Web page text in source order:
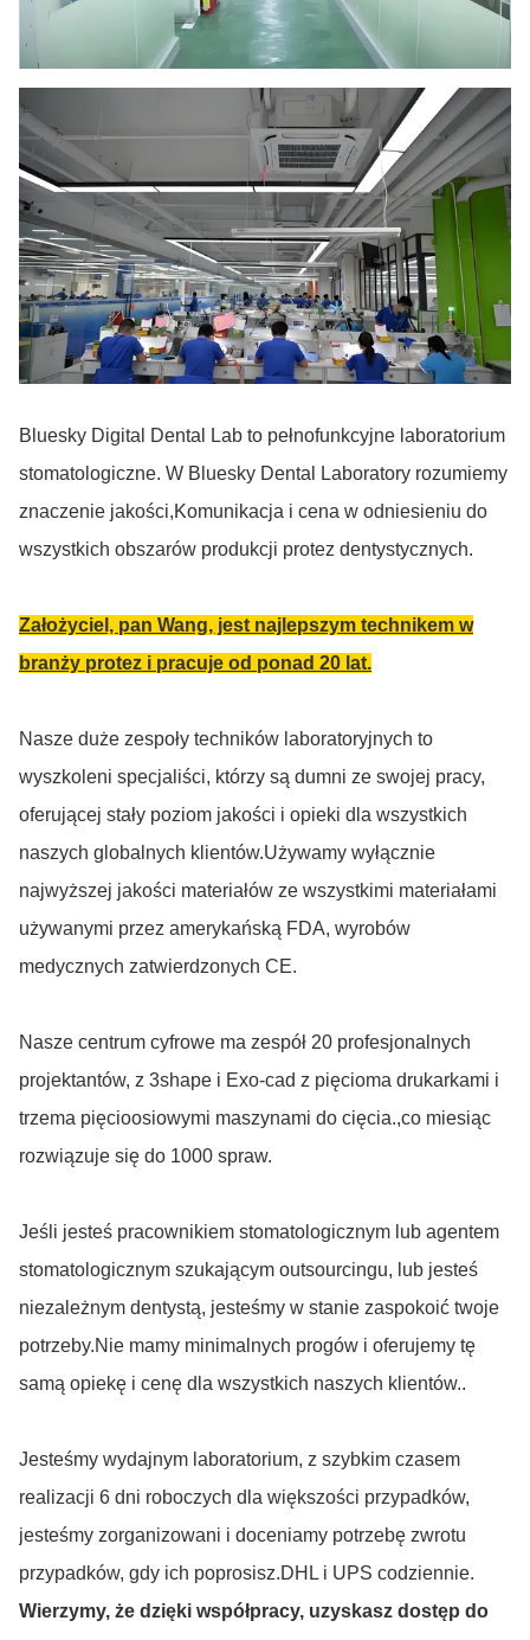
Bluesky Digital Dental Lab to pełnofunkcyjne laboratorium
stomatologiczne. W Bluesky Dental Laboratory rozumiemy
znaczenie jakości,Komunikacja i cena w odniesieniu do
wszystkich obszarów produkcji protez dentystycznych.
Założyciel, pan Wang, jest najlepszym technikem w
branży protez i pracuje od ponad 20 lat.
Nasze duże zespoły techników laboratoryjnych to
wyszkoleni specjaliści, którzy są dumni ze swojej pracy,
oferującej stały poziom jakości i opieki dla wszystkich
naszych globalnych klientów.Używamy wyłącznie
najwyższej jakości materiałów ze wszystkimi materiałami
używanymi przez amerykańską FDA, wyrobów
medycznych zatwierdzonych CE.
Nasze centrum cyfrowe ma zespół 20 profesjonalnych
projektantów, z 3shape i Exo-cad z pięcioma drukarkami i
trzema pięcioosiowymi maszynami do cięcia.,co miesiąc
rozwiązuje się do 1000 spraw.
Jeśli jesteś pracownikiem stomatologicznym lub agentem
stomatologicznym szukającym outsourcingu, lub jesteś
niezależnym dentystą, jesteśmy w stanie zaspokoić twoje
potrzeby.Nie mamy minimalnych progów i oferujemy tę
samą opiekę i cenę dla wszystkich naszych klientów..
Jesteśmy wydajnym laboratorium, z szybkim czasem
realizacji 6 dni roboczych dla większości przypadków,
jesteśmy zorganizowani i doceniamy potrzebę zwrotu
przypadków, gdy ich poprosisz.DHL i UPS codziennie.
Wierzymy, że dzięki współpracy, uzyskasz dostęp do